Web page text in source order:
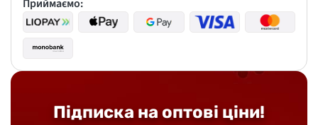
Підписка на оптові ціни!
Приймаємо: